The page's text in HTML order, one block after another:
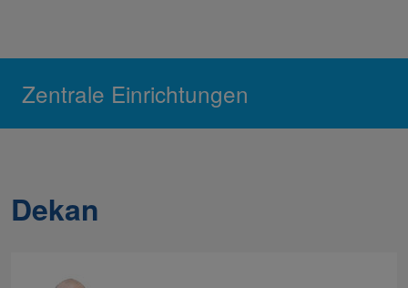
Zentrale Einrichtungen
Dekan